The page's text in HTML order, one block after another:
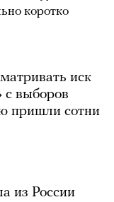
коротко
иск
с выборов
пришли сотни
из России